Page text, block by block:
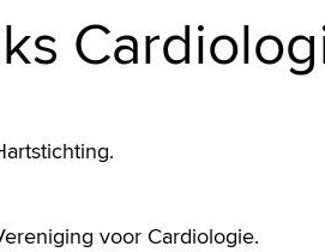
voor Cardiologie.